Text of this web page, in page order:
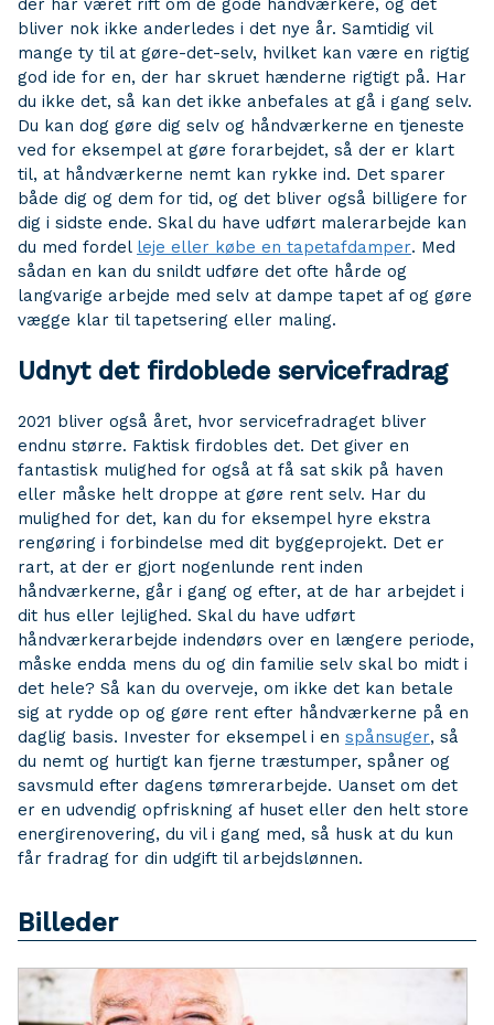
der har været rift om de gode håndværkere, og det
bliver nok ikke anderledes i det nye år. Samtidig vil
mange ty til at gøre-det-selv, hvilket kan være en rigtig
god ide for en, der har skruet hænderne rigtigt på. Har
du ikke det, så kan det ikke anbefales at gå i gang selv.
Du kan dog gøre dig selv og håndværkerne en tjeneste
ved for eksempel at gøre forarbejdet, så der er klart
til, at håndværkerne nemt kan rykke ind. Det sparer
både dig og dem for tid, og det bliver også billigere for
dig i sidste ende. Skal du have udført malerarbejde kan
du med fordel leje eller købe en tapetafdamper. Med
sådan en kan du snildt udføre det ofte hårde og
langvarige arbejde med selv at dampe tapet af og gøre
vægge klar til tapetsering eller maling.
Udnyt det firdoblede servicefradrag
2021 bliver også året, hvor servicefradraget bliver
endnu større. Faktisk firdobles det. Det giver en
fantastisk mulighed for også at få sat skik på haven
eller måske helt droppe at gøre rent selv. Har du
mulighed for det, kan du for eksempel hyre ekstra
rengøring i forbindelse med dit byggeprojekt. Det er
rart, at der er gjort nogenlunde rent inden
håndværkerne, går i gang og efter, at de har arbejdet i
dit hus eller lejlighed. Skal du have udført
håndværkerarbejde indendørs over en længere periode,
måske endda mens du og din familie selv skal bo midt i
det hele? Så kan du overveje, om ikke det kan betale
sig at rydde op og gøre rent efter håndværkerne på en
daglig basis. Invester for eksempel i en spånsuger, så
du nemt og hurtigt kan fjerne træstumper, spåner og
savsmuld efter dagens tømrerarbejde. Uanset om det
er en udvendig opfriskning af huset eller den helt store
energirenovering, du vil i gang med, så husk at du kun
får fradrag for din udgift til arbejdslønnen.
Billeder